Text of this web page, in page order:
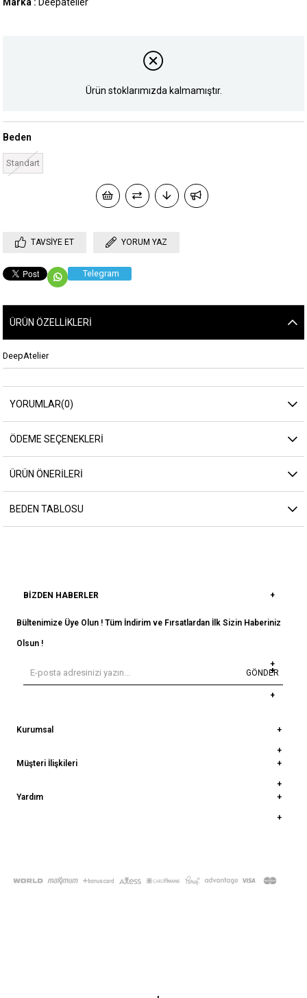
Marka : Deepatelier
Ürün stoklarımızda kalmamıştır.
Beden
Standart
TAVSIYE ET YORUM YAZ
Telegram
ÜRÜN ÖZELLIKLERI
DeepAtelier
YORUMLAR(0)
ÖDEME SEÇENEKLERI
ÜRÜN ÖNERILERI
BEDEN TABLOSU
BIZDEN HABERLER
Bültenimize Üye Olun ! Tüm İndirim ve Fırsatlardan İlk Sizin Haberiniz
Olsun !
GÖNDER
Kurumsal
Müşteri İlişkileri
Yardım